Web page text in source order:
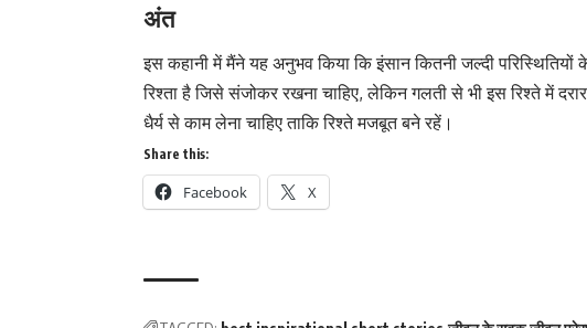
अंत
इस कहानी में मैंने यह अनुभव किया कि इंसान कितनी जल्दी
रिश्ता है जिसे संजोकर रखना चाहिए, लेकिन गलती से भी इस रिश्ते में
धैर्य से काम लेना चाहिए ताकि रिश्ते मजबूत बने रहें।
Share this:
Facebook X